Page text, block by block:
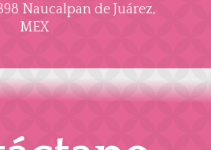
Naucalpan de Juárez,
MEX